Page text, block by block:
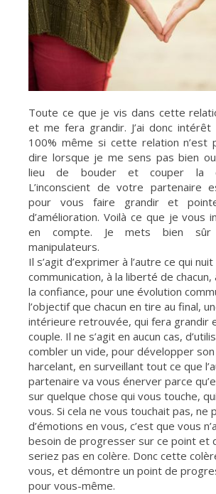
Toute ce que je vis dans cette
et me fera grandir. J’ai donc intérêt
100% même si cette relation n’est
dire lorsque je me sens pas bien
lieu de bouder et couper la
L’inconscient de votre partenaire
pour vous faire grandir et
d’amélioration. Voilà ce que je vous
en compte. Je mets bien
manipulateurs.
Il s’agit d’exprimer à l’autre ce qui
communication, à la liberté de
la confiance, pour une évolution
l’objectif que chacun en tire au final,
intérieure retrouvée, qui fera grandir
couple. Il ne s’agit en aucun cas,
combler un vide, pour développer
harcelant, en surveillant tout ce que
partenaire va vous énerver parce
sur quelque chose qui vous touche,
vous. Si cela ne vous touchait pas, ne
d’émotions en vous, c’est que vous
besoin de progresser sur ce point et
seriez pas en colère. Donc cette
vous, et démontre un point de
pour vous-même.